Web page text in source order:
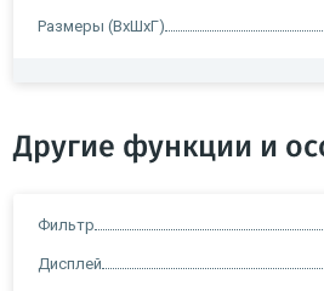
Размеры (ВxШxГ)
Другие функции и
Фильтр
Дисплей